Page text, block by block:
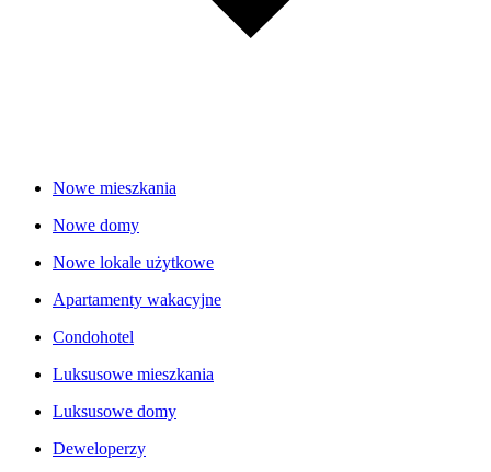
Nowe mieszkania
Nowe domy
Nowe lokale użytkowe
Apartamenty wakacyjne
Condohotel
Luksusowe mieszkania
Luksusowe domy
Deweloperzy